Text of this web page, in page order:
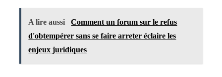
A lire aussi
Comment un forum sur le refus
d'obtempérer sans se faire arreter éclaire les
enjeux juridiques